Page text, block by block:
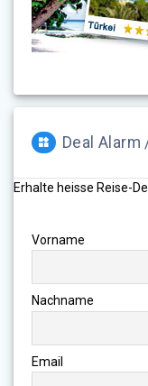
Deal
Erhalte heisse Reise-
Vorname
Nachname
Email